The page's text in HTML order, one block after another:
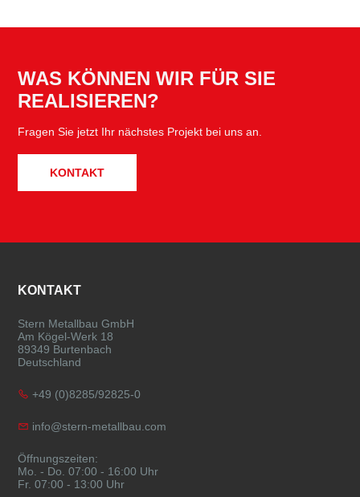
WAS KÖNNEN WIR FÜR SIE
REALISIEREN?
Fragen Sie jetzt Ihr nächstes Projekt bei uns an.
KONTAKT
FOOTER
KONTAKT
Stern Metallbau GmbH
Am Kögel-Werk 18
89349 Burtenbach
Deutschland
+49 (0)8285/92825-0
info@stern-metallbau.com
Öffnungszeiten:
Mo. - Do. 07:00 - 16:00 Uhr
Fr. 07:00 - 13:00 Uhr